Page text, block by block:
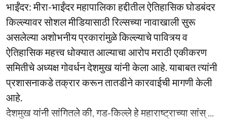
भाईंंदर: मीरा-भाईंदर महापालिका हद्दीतील ऐतिहासिक घोडबंदर
किल्ल्यावर सोशल मीडियासाठी रिल्सच्या नावाखाली सुरू
असलेल्या अशोभनीय प्रकारांमुळे किल्ल्याचे पावित्र्य व
ऐतिहासिक महत्त्व धोक्यात आल्याचा आरोप मराठी एकीकरण
समितीचे अध्यक्ष गोवर्धन देशमुख यांनी केला आहे. याबाबत त्यांनी
प्रशासनाकडे तक्रार करून तातडीने कारवाईची मागणी केली
आहे.
देशमुख यांनी सांगितले की, गड-किल्ले हे महाराष्ट्राच्या सांस् ...